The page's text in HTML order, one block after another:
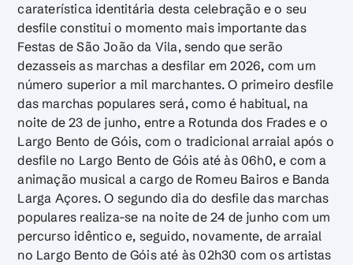
caraterística identitária desta celebração e o seu
desfile constitui o momento mais importante das
Festas de São João da Vila, sendo que serão
dezasseis as marchas a desfilar em 2026, com um
número superior a mil marchantes. O primeiro desfile
das marchas populares será, como é habitual, na
noite de 23 de junho, entre a Rotunda dos Frades e o
Largo Bento de Góis, com o tradicional arraial após o
desfile no Largo Bento de Góis até às 06h0, e com a
animação musical a cargo de Romeu Bairos e Banda
Larga Açores. O segundo dia do desfile das marchas
populares realiza-se na noite de 24 de junho com um
percurso idêntico e, seguido, novamente, de arraial
no Largo Bento de Góis até às 02h30 com os artistas